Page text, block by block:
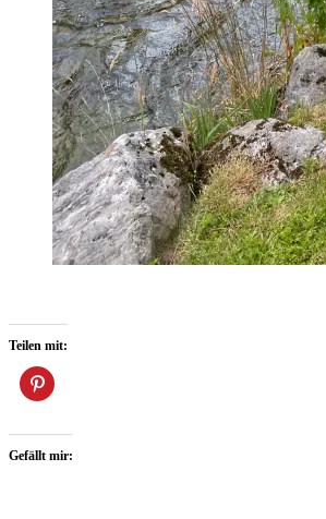
Teilen mit:
Gefällt mir: